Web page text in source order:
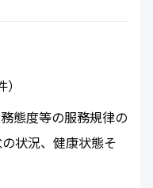
態度等の服務規律の
状況、健康状態そ